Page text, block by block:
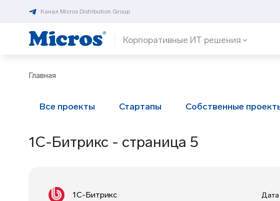
Канал Micros Distribution Group
Корпоративные ИТ решения
Главная
Все проекты Стартапы Собственные
1С-Битрикс - страница 5
1С-Битрикс Дата